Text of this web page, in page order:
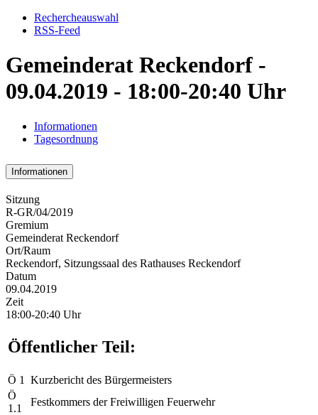
Rechercheauswahl
RSS-Feed
Gemeinderat Reckendorf -
09.04.2019 - 18:00-20:40 Uhr
Informationen
Tagesordnung
Informationen
Sitzung
R-GR/04/2019
Gremium
Gemeinderat Reckendorf
Ort/Raum
Reckendorf, Sitzungssaal des Rathauses Reckendorf
Datum
09.04.2019
Zeit
18:00-20:40 Uhr
Öffentlicher Teil:
Ö 1
Kurzbericht des Bürgermeisters
Ö
1.1
Festkommers der Freiwilligen Feuerwehr